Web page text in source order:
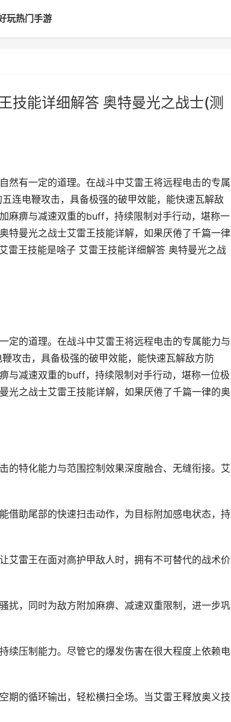
玩热门手游
技能详细解答 奥特曼光之战士(测
然有一定的道理。在战斗中艾雷王将远程电击的专属
连电鞭攻击，具备极强的破甲效能，能快速瓦解敌
麻痹与减速双重的buff，持续限制对手行动，堪称一
特曼光之战士艾雷王技能详解，如果厌倦了千篇一律
雷王技能是啥子 艾雷王技能详细解答 奥特曼光之战
定的道理。在战斗中艾雷王将远程电击的专属能力与
攻击，具备极强的破甲效能，能快速瓦解敌方防
与减速双重的buff，持续限制对手行动，堪称一位极
光之战士艾雷王技能详解，如果厌倦了千篇一律的奥
的特化能力与范围控制效果深度融合、无缝衔接。艾
借助尾部的快速扫击动作，为目标附加感电状态，持
艾雷王在面对高护甲敌人时，拥有不可替代的战术价
扰，同时为敌方附加麻痹、减速双重限制，进一步巩
续压制能力。尽管它的爆发伤害在很大程度上依赖电
期的循环输出，轻松横扫全场。当艾雷王释放奥义技